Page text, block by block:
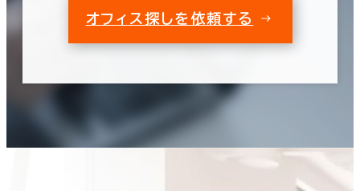
オフィス探しを依頼する